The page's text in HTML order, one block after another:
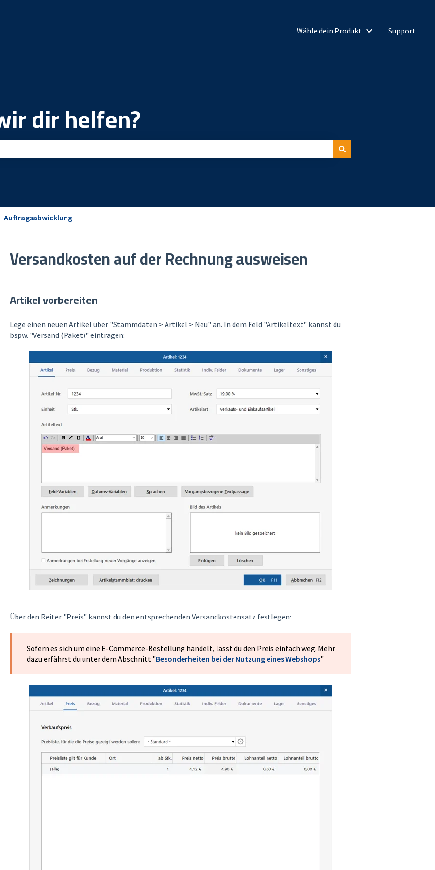
Wähle dein Produkt
Untermenü für
Support
dir helfen?
Auftragsabwicklung
Versandkosten auf der Rechnung ausweisen
Artikel vorbereiten
Lege einen neuen Artikel über "Stammdaten > Artikel > Neu" an. In dem Feld "Artikeltext" kannst du
bspw. "Versand (Paket)" eintragen:
Über den Reiter "Preis" kannst du den entsprechenden Versandkostensatz festlegen:
Sofern es sich um eine E-Commerce-Bestellung handelt, lässt du den Preis einfach weg. Mehr
dazu erfährst du unter dem Abschnitt "Besonderheiten bei der Nutzung eines Webshops"